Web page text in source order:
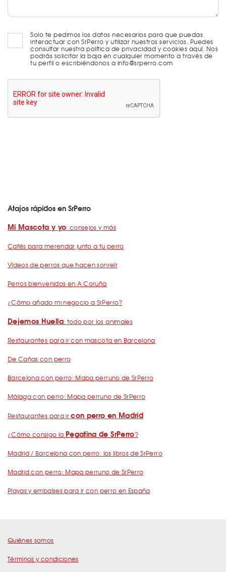
Solo te pedimos los datos necesarios para que puedas
interactuar con SrPerro y utilizar nuestros servicios. Puedes
consultar nuestra política de privacidad y cookies aquí. Nos
podrás solicitar la baja en cualquier momento a través de
tu perfil o escribiéndonos a info@srperro.com
Atajos rápidos en SrPerro
Mi Mascota y yo: consejos y más
Cafés para merendar junto a tu perro
Vídeos de perros que hacen sonreír
Perros bienvenidos en A Coruña
¿Cómo añado mi negocio a SrPerro?
Dejemos Huella: todo por los animales
Restaurantes para ir con mascota en Barcelona
De Cañas con perro
Barcelona con perro: Mapa perruno de SrPerro
Málaga con perro: Mapa perruno de SrPerro
Restaurantes para ircon perro en Madrid
¿Cómo consigo la Pegatina de SrPerro?
Madrid / Barcelona con perro: los libros de SrPerro
Madrid con perro: Mapa perruno de SrPerro
Playas y embalses para ir con perro en España
Quiénes somos
Términos y condiciones